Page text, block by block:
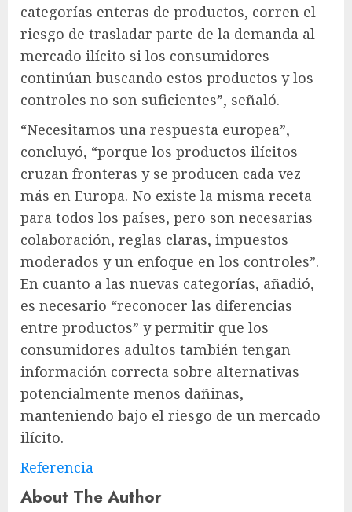
categorías enteras de productos, corren el
riesgo de trasladar parte de la demanda al
mercado ilícito si los consumidores
continúan buscando estos productos y los
controles no son suficientes”, señaló.
“Necesitamos una respuesta europea”,
concluyó, “porque los productos ilícitos
cruzan fronteras y se producen cada vez
más en Europa. No existe la misma receta
para todos los países, pero son necesarias
colaboración, reglas claras, impuestos
moderados y un enfoque en los controles”.
En cuanto a las nuevas categorías, añadió,
es necesario “reconocer las diferencias
entre productos” y permitir que los
consumidores adultos también tengan
información correcta sobre alternativas
potencialmente menos dañinas,
manteniendo bajo el riesgo de un mercado
ilícito.
Referencia
About The Author